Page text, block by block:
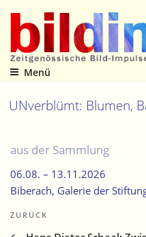
Inhalt
springen
Zeitgenössische Bild-Impulse
Menü
UNverblümt: Blumen,
aus der Sammlung
06.08. – 13.11.2026
Biberach, Galerie der
Beitragsnavigation
Vorheriger
Beitrag
ZURÜCK